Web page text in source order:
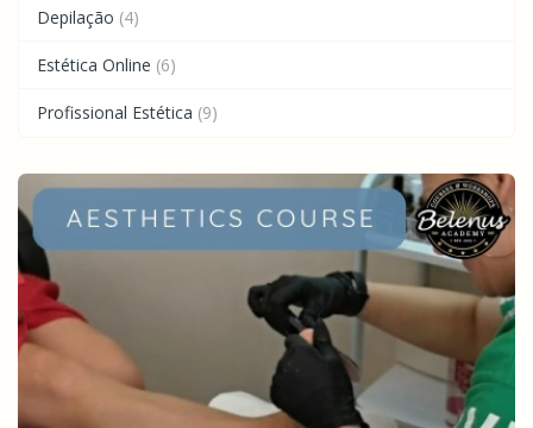
Depilação (4)
Estética Online (6)
Profissional Estética (9)